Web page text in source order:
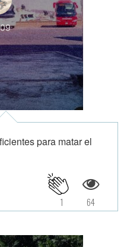
para matar el
64
1